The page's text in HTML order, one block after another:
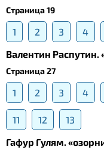
Страница 19
1 2 3 4
Валентин Распутин.
Страница 27
1 2 3 4
11 12
13
Гафур Гулям.